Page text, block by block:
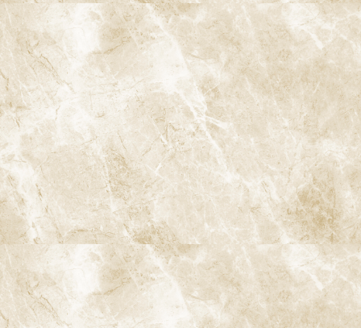
スポーツマウスガード
睡眠時無呼吸症候群
当院の特徴
専門治療スペシャリスト
女性矯正歯科医が在籍
完全予約制
インフォームドコンセント
CT活用の精密な診査・診断